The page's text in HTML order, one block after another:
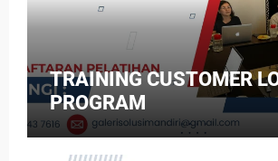
TRAINING CUSTOMER
PROGRAM